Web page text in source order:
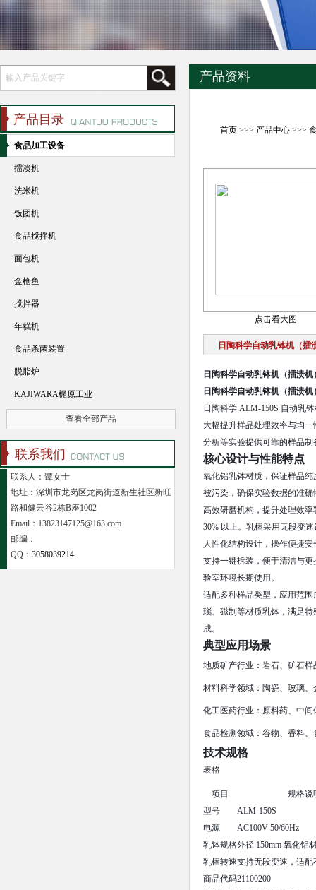
产品资料
首页>>> 产品中心>>>
点击看大图
日陶科学自动乳钵机（擂
日陶科学自动乳钵机（擂溃
日陶科学自动乳钵机（擂溃
日陶科学 ALM-150S 自动乳
大幅提升样品处理效率与均
分析等实验提供可靠的样品制
核心设计与性能特点
氧化铝乳钵材质，保证样品纯
被污染，确保实验数据的准
高效研磨机构，提升处理效率
30% 以上。乳棒采用无段变
人性化结构设计，操作便捷安
支持一键拆装，便于清洁与
验室环境长期使用。
适配多种样品类型，应用范围
瑙、磁制等材质乳钵，满足
成。
典型应用场景
地质矿产行业：岩石、矿石
材料科学领域：陶瓷、玻璃
化工医药行业：原料药、中
食品检测领域：谷物、香料
技术规格
表格
项目
规格说
型号
ALM-150S
电源
AC100V 50/60Hz
乳钵规格外径 150mm 氧化铝
乳棒转速支持无段变速，适配
商品代码21100200
产品目录
食品加工设备
擂溃机
洗米机
饭团机
食品搅拌机
面包机
金枪鱼
搅拌器
年糕机
食品杀菌装置
脱脂炉
KAJIWARA梶原工业
查看全部产品
联系我们
联系人：谭女士
地址：深圳市龙岗区龙岗街道新生社区新旺
路和健云谷2栋B座1002
Email：13823147125@163.com
邮编：
QQ： 3058039214